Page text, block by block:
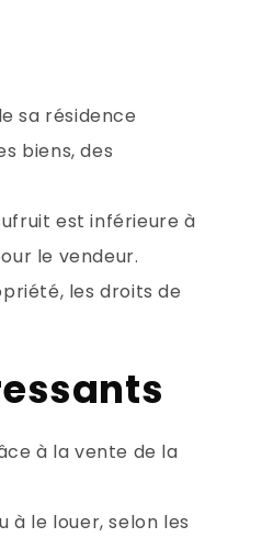
sa résidence
biens, des
est inférieure à
le vendeur.
les droits de
à la vente de la
à le louer, selon les